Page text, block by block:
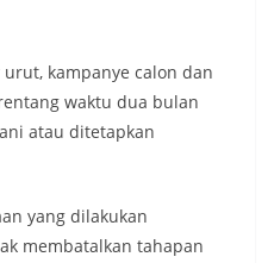
kampanye calon dan
waktu dua bulan
atau ditetapkan
yang dilakukan
membatalkan tahapan